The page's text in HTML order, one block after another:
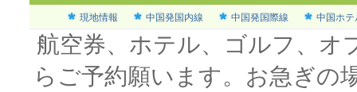
現地情報 中国発国内線 中国発国際線 中国ホテ
航空券、ホテル、ゴルフ、オ
らご予約願います。お急ぎの